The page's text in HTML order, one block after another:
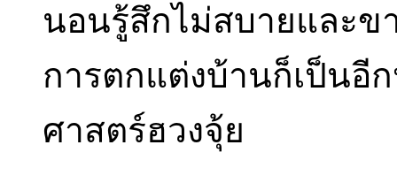
นอนรู้สึกไม่สบายและข
การตกแต่งบ้านก็เป็นอี
ศาสตร์ฮวงจุ้ย